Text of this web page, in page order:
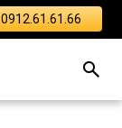
0912.61.61.66